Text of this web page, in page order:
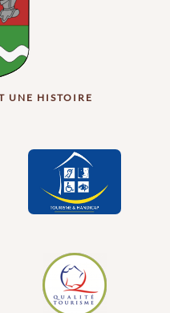
UNE HISTOIRE